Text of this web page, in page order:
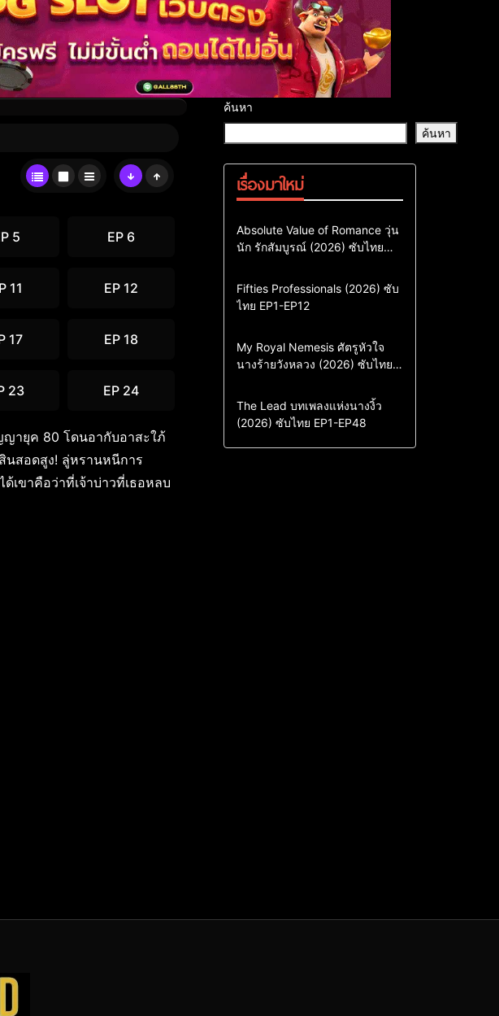
5 EP 6
11 EP 12
17 EP 18
23 EP 24
ายุค 80 โดนอากับอาสะใภ้
นสอดสูง! ลู่หรานหนีการ
เขาคือว่าที่เจ้าบ่าวที่เธอหลบ
ค้นหา
ค้นหา
เรื่องมาใหม่
Comedy Drama
ซีรี่ย์เกาหลี
ซีรี่ย์เกาหลีซับไทย
Absolute Value of Romance วุ่น
นัก รักสัมบูรณ์ (2026) ซับไทย
Action & Adventure
Comedy
Drama
ซีรี่ย์เกาหลี
Fifties Professionals (2026) ซับ
ไทย EP1-EP12
Comedy
Drama
Sci-Fi & Fantasy
ซีรี่ย์เกาหลี
My Royal Nemesis ศัตรูหัวใจ
นางร้ายวังหลวง (2026) ซับไทย
Drama
ซีรี่ย์จีน
ซีรี่ย์จีนซับไทย
The Lead บทเพลงแห่งนางงิ้ว
(2026) ซับไทย EP1-EP48